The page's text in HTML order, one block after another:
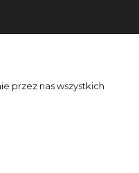
przez nas wszystkich